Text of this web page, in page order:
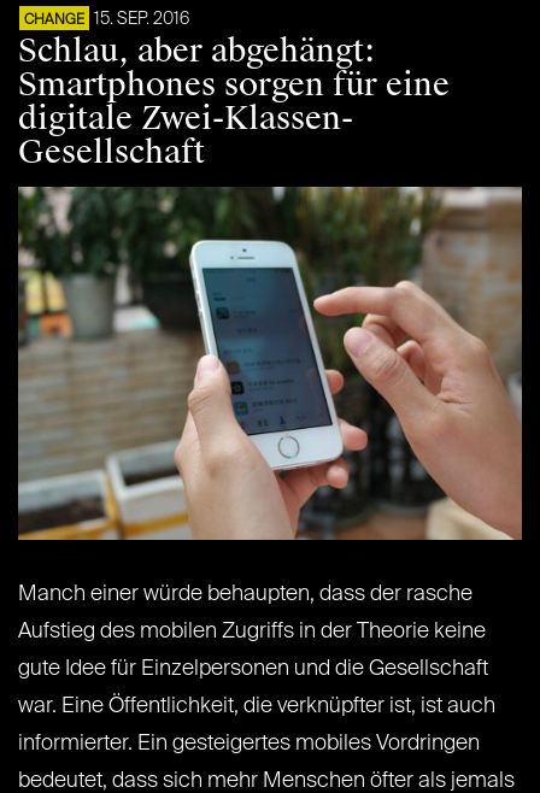
CHANGE 15. SEP. 2016
Schlau, aber abgehängt:
Smartphones sorgen für eine
digitale Zwei-Klassen-
Gesellschaft
Manch einer würde behaupten, dass der rasche
Aufstieg des mobilen Zugriffs in der Theorie keine
gute Idee für Einzelpersonen und die Gesellschaft
war. Eine Öffentlichkeit, die verknüpfter ist, ist auch
informierter. Ein gesteigertes mobiles Vordringen
bedeutet, dass sich mehr Menschen öfter als jemals